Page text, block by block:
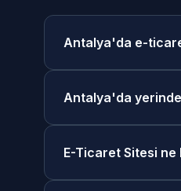
Antalya'da e-
ücretsiz keşif
Antalya'da
görüşme
E-Ticaret Sitesi ne